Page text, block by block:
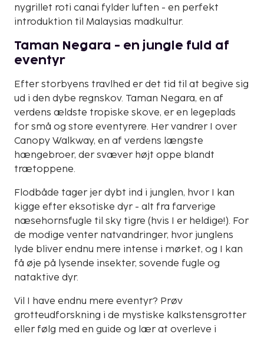
nygrillet roti canai fylder luften - en perfekt
introduktion til Malaysias madkultur.
Taman Negara - en jungle fuld af
eventyr
Efter storbyens travlhed er det tid til at begive sig
ud i den dybe regnskov. Taman Negara, en af
verdens ældste tropiske skove, er en legeplads
for små og store eventyrere. Her vandrer I over
Canopy Walkway, en af verdens længste
hængebroer, der svæver højt oppe blandt
trætoppene.
Flodbåde tager jer dybt ind i junglen, hvor I kan
kigge efter eksotiske dyr - alt fra farverige
næsehornsfugle til sky tigre (hvis I er heldige!). For
de modige venter natvandringer, hvor junglens
lyde bliver endnu mere intense i mørket, og I kan
få øje på lysende insekter, sovende fugle og
nataktive dyr.
Vil I have endnu mere eventyr? Prøv
grotteudforskning i de mystiske kalkstensgrotter
eller følg med en guide og lær at overleve i